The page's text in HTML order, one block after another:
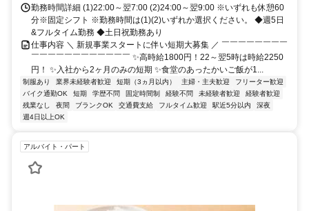
勤務時間詳細 (1)22:00～翌7:00 (2)24:00～翌9:00 ※いずれも休憩60
分※固定シフト ※勤務時間は(1)(2)いずれか選択ください。 ◆週5日
&フルタイム勤務 ◆土日祝勤務あり
仕事内容 ＼ 新規事業スタートに伴い短期大募集 ／ ￣￣￣￣￣￣￣￣
￣￣￣￣￣￣￣￣￣￣￣￣ ✨高時給1800円！22～翌5時は時給2250
円！ ✨入社から2ヶ月のみの短期 ✨食堂のあったかいご飯が1...
制服あり 業界未経験者歓迎 短期（3ヵ月以内） 主婦・主夫歓迎
フリーター歓迎
バイク通勤OK
短期 学歴不問 固定時間制 経験不問 未経験者歓迎
経験者歓迎
残業なし
夜間 ブランクOK 交通費支給 フルタイム歓迎 駅近5分以内
深夜
週4日以上OK
アルバイト・パート